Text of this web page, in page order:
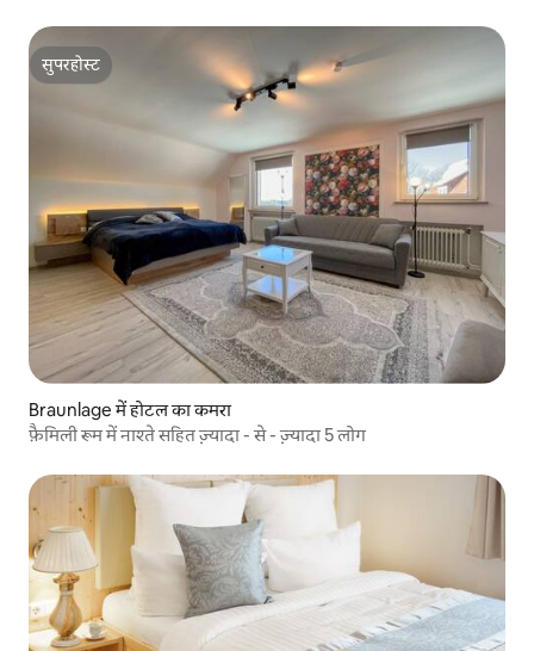
सुपरहोस्ट
सुपरहोस्ट
Braunlage में होटल का कमरा
फ़ैमिली रूम में नाश्ते सहित ज़्यादा - से - ज़्यादा 5 लोग